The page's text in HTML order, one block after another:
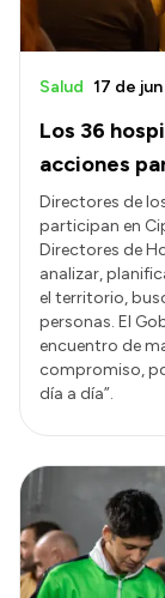
Los 36
acciones
Salud 17 de
Directores de
participan en
Directores de
analizar,
el territorio,
personas. El
encuentro de
compromiso,
día a día”.